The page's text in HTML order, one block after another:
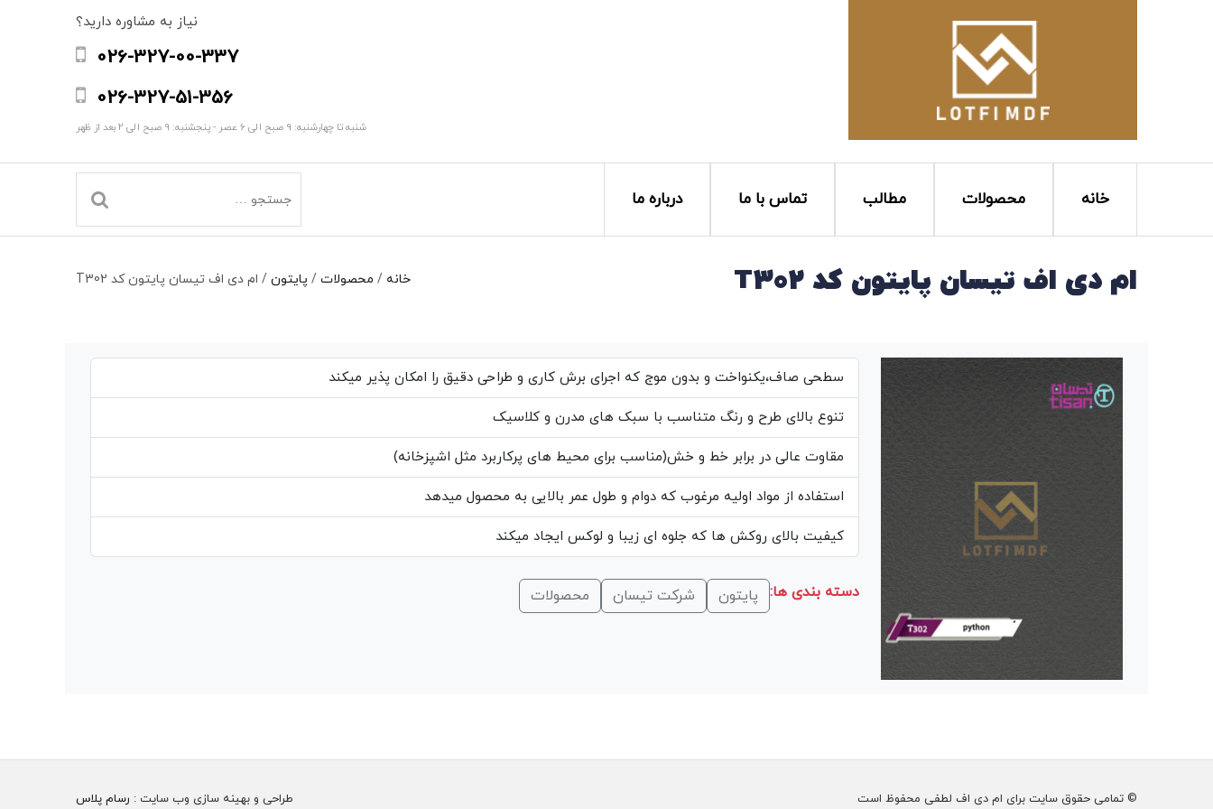
نیاز به مشاوره دارید؟
026-327-00-337
026-327-51-356
شنبه تا چهارشنبه: 9 صبح الی 6 عصر - پنجشنبه: 9 صبح الی 2 بعد از ظهر
خانه محصولات مطالب تماس با ما درباره ما
ام دی اف تیسان پایتون کد T302 خانه / محصولات / پایتون / ام دی اف تیسان پایتون کد T302
سطحی صاف،یکنواخت و بدون موج که اجرای برش کاری و طراحی دقیق را امکان پذیر میکند
تنوع بالای طرح و رنگ متناسب با سبک های مدرن و کلاسیک
مقاوت عالی در برابر خط و خش(مناسب برای محیط های پرکاربرد مثل اشپزخانه)
استفاده از مواد اولیه مرغوب که دوام و طول عمر بالایی به محصول میدهد
کیفیت بالای روکش ها که جلوه ای زیبا و لوکس ایجاد میکند
دسته بندی ها: پایتون شرکت تیسان محصولات
© تمامی حقوق سایت برای ام دی اف لطفی محفوظ است طراحی و بهینه سازی وب سایت : رسام پلاس